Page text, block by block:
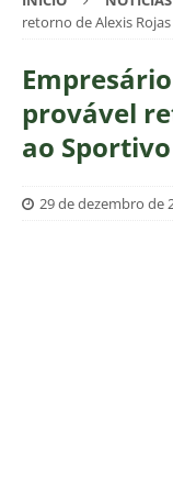
retorno de Alexis
provável
ao
29 de dezembro de